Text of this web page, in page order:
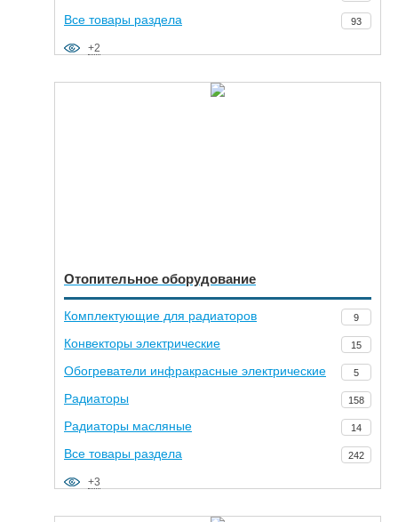
Все товары раздела 93
+2
Отопительное оборудование
Комплектующие для радиаторов 9
Конвекторы электрические 15
Обогреватели инфракрасные электрические 5
Радиаторы 158
Радиаторы масляные 14
Все товары раздела 242
+3